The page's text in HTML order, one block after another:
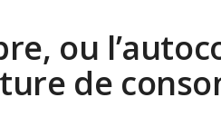
ou
de